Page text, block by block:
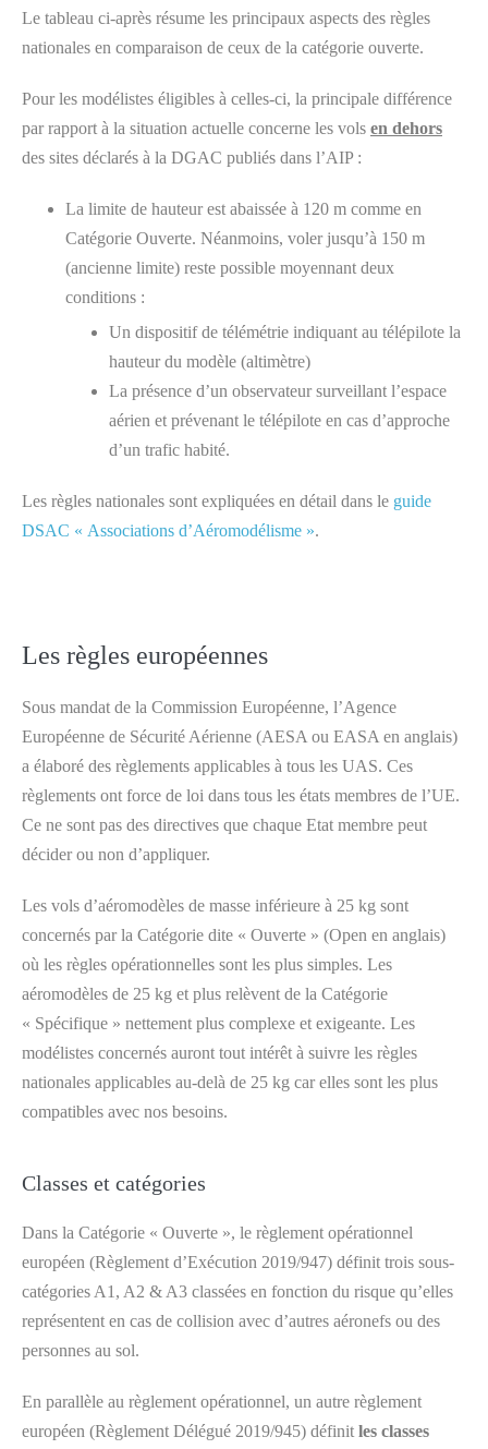
Le tableau ci-après résume les principaux aspects des règles
nationales en comparaison de ceux de la catégorie ouverte.
Pour les modélistes éligibles à celles-ci, la principale différence
par rapport à la situation actuelle concerne les vols en dehors
des sites déclarés à la DGAC publiés dans l’AIP :
La limite de hauteur est abaissée à 120 m comme en
Catégorie Ouverte. Néanmoins, voler jusqu’à 150 m
(ancienne limite) reste possible moyennant deux
conditions :
Un dispositif de télémétrie indiquant au télépilote la
hauteur du modèle (altimètre)
La présence d’un observateur surveillant l’espace
aérien et prévenant le télépilote en cas d’approche
d’un trafic habité.
Les règles nationales sont expliquées en détail dans le guide
DSAC « Associations d’Aéromodélisme ».
Les règles européennes
Sous mandat de la Commission Européenne, l’Agence
Européenne de Sécurité Aérienne (AESA ou EASA en anglais)
a élaboré des règlements applicables à tous les UAS. Ces
règlements ont force de loi dans tous les états membres de l’UE.
Ce ne sont pas des directives que chaque Etat membre peut
décider ou non d’appliquer.
Les vols d’aéromodèles de masse inférieure à 25 kg sont
concernés par la Catégorie dite « Ouverte » (Open en anglais)
où les règles opérationnelles sont les plus simples. Les
aéromodèles de 25 kg et plus relèvent de la Catégorie
« Spécifique » nettement plus complexe et exigeante. Les
modélistes concernés auront tout intérêt à suivre les règles
nationales applicables au-delà de 25 kg car elles sont les plus
compatibles avec nos besoins.
Classes et catégories
Dans la Catégorie « Ouverte », le règlement opérationnel
européen (Règlement d’Exécution 2019/947) définit trois sous-
catégories A1, A2 & A3 classées en fonction du risque qu’elles
représentent en cas de collision avec d’autres aéronefs ou des
personnes au sol.
En parallèle au règlement opérationnel, un autre règlement
européen (Règlement Délégué 2019/945) définit les classes